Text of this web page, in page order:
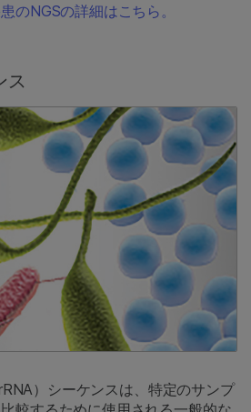
のNGSの詳細はこちら。
ス
）シーケンスは、特定のサンプ